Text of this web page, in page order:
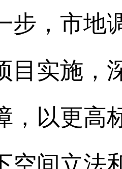
步，市地
目实施，
，以更高